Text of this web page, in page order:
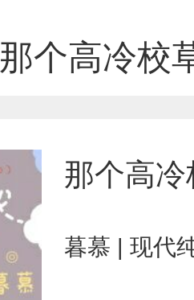
那个高冷校
那个高
暮慕 | 现代